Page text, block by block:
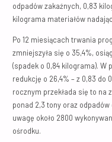
odpadów zakaźnych, 0,83
kilograma materiałów
Po 12 miesiącach trwania
zmniejszyła się o 35,4%,
(spadek o 0,84 kilograma). W
redukcję o 26,4% – z 0,83 do
rocznym przekłada się to na
ponad 2,3 tony oraz
uwagę około 2800
ośrodku.